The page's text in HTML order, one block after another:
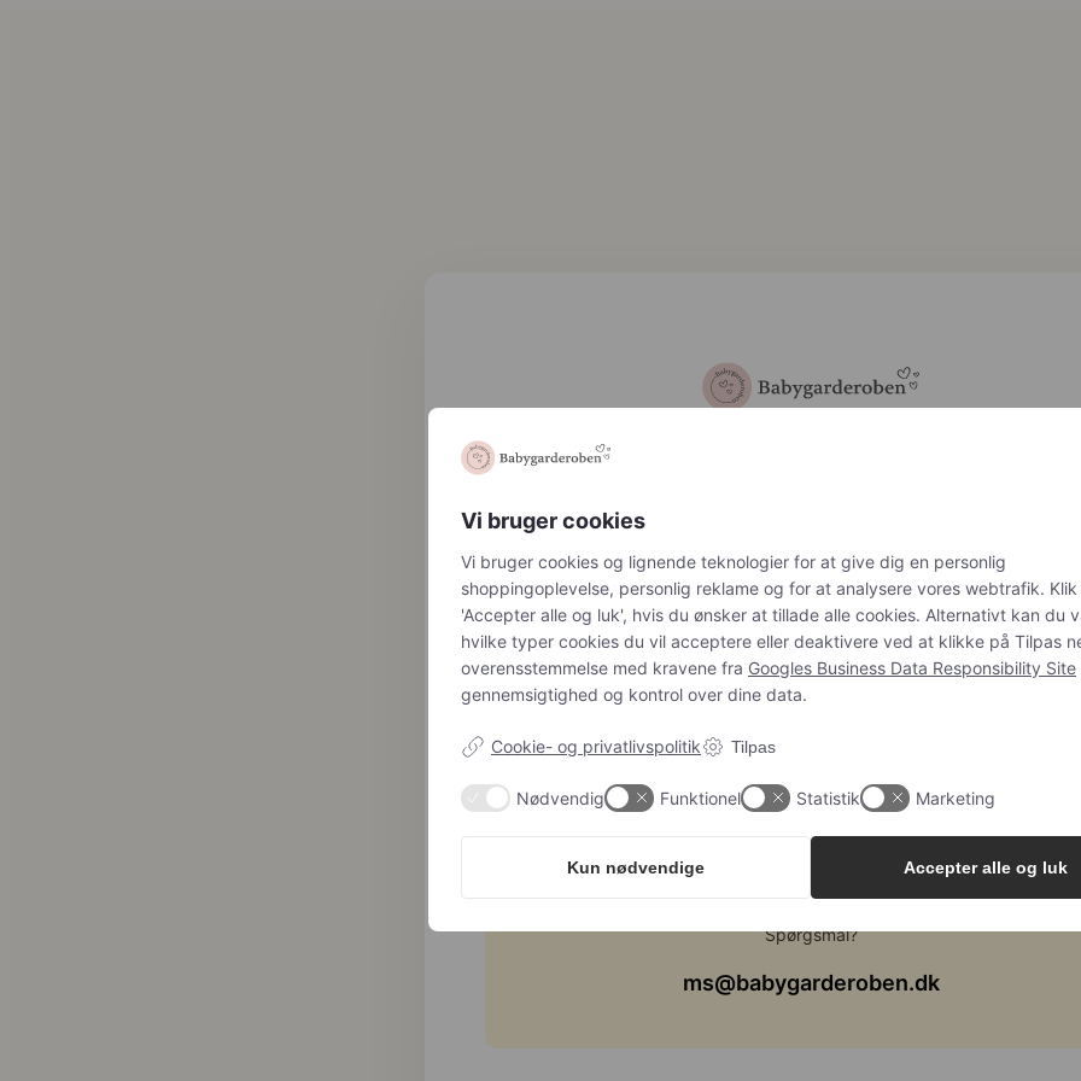
pauseret 💛
Babygarderoben er sat på pause på ubestemt tid.
Vi har brug for at bruge al vores tid og energi på familien
returneringer, reklamationer og spørgsmål som normalt.
Spørgsmål?
ms@babygarderoben.dk
Vi bruger cookies
Vi bruger cookies og lignende teknologier for at give dig en personlig
shoppingoplevelse, personlig reklame og for at analysere vores webtrafik.
'Accepter alle og luk', hvis du ønsker at tillade alle cookies. Alternativt kan du
hvilke typer cookies du vil acceptere eller deaktivere ved at klikke på Tilpas
overensstemmelse med kravene fra Googles Business Data Responsibility Site
gennemsigtighed og kontrol over dine data.
Cookie- og privatlivspolitik Tilpas
Nødvendig Funktionel Statistik Marketing
Kun nødvendige Accepter alle og luk